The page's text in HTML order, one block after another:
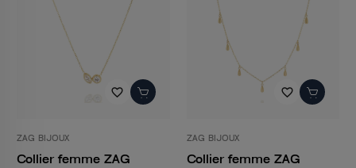
favorite_border
ZAG BIJOUX
Collier femme ZAG
favorite_border
ZAG BIJOUX
Collier femme ZAG